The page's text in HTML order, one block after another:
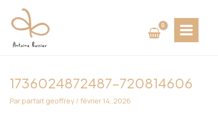
contenu
MENU
1736024872487-720814606
Parparfait geoffrey / février 14, 2026
des
articles